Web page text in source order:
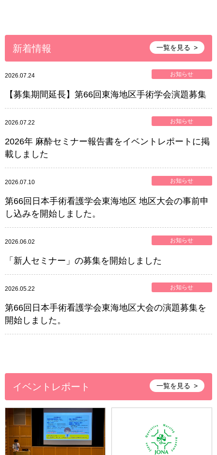
新着情報 一覧を見る
2026.07.24 お知らせ
【募集期間延長】第66回東海地区手術学会演題募集
2026.07.22 お知らせ
2026年 麻酔セミナー報告書をイベントレポートに掲
載しました
2026.07.10 お知らせ
第66回日本手術看護学会東海地区 地区大会の事前申
し込みを開始しました。
2026.06.02 お知らせ
「新人セミナー」の募集を開始しました
2026.05.22 お知らせ
第66回日本手術看護学会東海地区大会の演題募集を
開始しました。
イベントレポート 一覧を見る